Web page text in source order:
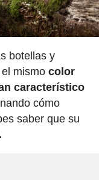
botellas y
mismo color
característico
cómo
saber que su